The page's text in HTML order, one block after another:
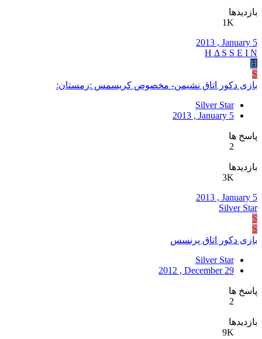
بازدیدها
1K
2013 , January 5
H Δ S S E I N
H
S
بازی دکور اتاق نشیمن- مخصوص کریسمس :زمستان:
Silver Star
2013 , January 5
پاسخ ها
2
بازدیدها
3K
2013 , January 5
Silver Star
S
S
بازی دکور اتاق پرنسس
Silver Star
2012 , December 29
پاسخ ها
2
بازدیدها
9K